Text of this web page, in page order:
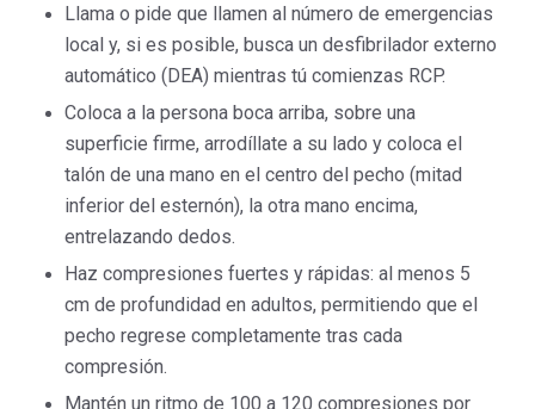
Llama o pide que llamen al número de emergencias
local y, si es posible, busca un desfibrilador externo
automático (DEA) mientras tú comienzas RCP.
Coloca a la persona boca arriba, sobre una
superficie firme, arrodíllate a su lado y coloca el
talón de una mano en el centro del pecho (mitad
inferior del esternón), la otra mano encima,
entrelazando dedos.
Haz compresiones fuertes y rápidas: al menos 5
cm de profundidad en adultos, permitiendo que el
pecho regrese completamente tras cada
compresión.
Mantén un ritmo de 100 a 120 compresiones por